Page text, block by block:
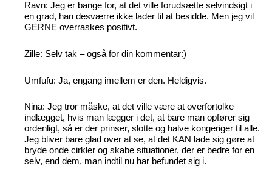
Ravn: Jeg er bange for, at det ville forudsætte selvindsigt i
en grad, han desværre ikke lader til at besidde. Men jeg vil
GERNE overraskes positivt.
Zille: Selv tak – også for din kommentar:)
Umfufu: Ja, engang imellem er den. Heldigvis.
Nina: Jeg tror måske, at det ville være at overfortolke
indlægget, hvis man lægger i det, at bare man opfører sig
ordenligt, så er der prinser, slotte og halve kongeriger til alle.
Jeg bliver bare glad over at se, at det KAN lade sig gøre at
bryde onde cirkler og skabe situationer, der er bedre for en
selv, end dem, man indtil nu har befundet sig i.